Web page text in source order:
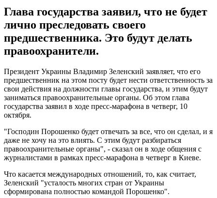
Глава государства заявил, что не будет
лично преследовать своего
предшественника. Это будут делать
правоохранители.
Президент Украины Владимир Зеленский заявляет, что его
предшественник на этом посту будет нести ответственность за
свои действия на должности главы государства, и этим будут
заниматься правоохранительные органы. Об этом глава
государства заявил в ходе пресс-марафона в четверг, 10
октября.
"Господин Порошенко будет отвечать за все, что он сделал, и я
даже не хочу на это влиять. С этим будут разбираться
правоохранительные органы", - сказал он в ходе общения с
журналистами в рамках пресс-марафона в четверг в Киеве.
Что касается международных отношений, то, как считает,
Зеленский "усталость многих стран от Украины
сформирована полностью командой Порошенко".